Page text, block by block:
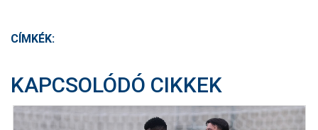
CÍMKÉK:
KAPCSOLÓDÓ CIKKEK